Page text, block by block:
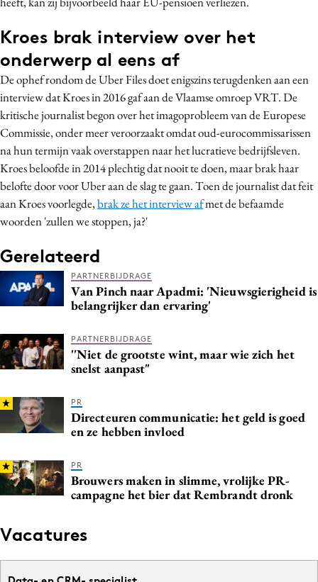
Kroes brak interview over het
onderwerp al eens af
De ophef rondom de Uber Files doet enigszins terugdenken aan een
interview dat Kroes in 2016 gaf aan de Vlaamse omroep VRT. De
kritische journalist begon over het imagoprobleem van de Europese
Commissie, onder meer veroorzaakt omdat oud-eurocommissarissen
na hun termijn vaak overstappen naar het lucratieve bedrijfsleven.
Kroes beloofde in 2014 plechtig dat nooit te doen, maar brak haar
belofte door voor Uber aan de slag te gaan. Toen de journalist dat feit
aan Kroes voorlegde,brak ze het interview afmet de befaamde
woorden 'zullen we stoppen, ja?'
Gerelateerd
PARTNERBIJDRAGE
Van Pinch naar Apadmi: 'Nieuwsgierigheid is
belangrijker dan ervaring'
PARTNERBIJDRAGE
''Niet de grootste wint, maar wie zich het
snelst aanpast"
PR
Directeuren communicatie: het geld is goed
en ze hebben invloed
PR
Brouwers maken in slimme, vrolijke PR-
campagne het bier dat Rembrandt dronk
Vacatures